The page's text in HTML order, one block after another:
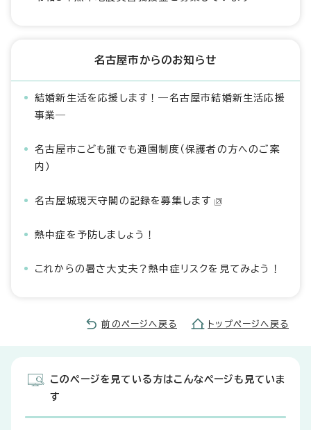
名古屋市からのお知らせ
結婚新生活を応援します！―名古屋市結婚新生活応援
事業―
名古屋市こども誰でも通園制度（保護者の方へのご案
内）
名古屋城現天守閣の記録を募集します
熱中症を予防しましょう！
これからの暑さ大丈夫？熱中症リスクを見てみよう！
前のページへ戻る トップページへ戻る
このページを見ている方はこんなページも見ていま
す